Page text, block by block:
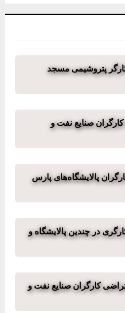
شدن ۳۰ کارگر پتروشیمی مسجد
صنایع نفت و
پالایشگاه‌های پارس
در چندین پالایشگاه و
کارگران صنایع نفت و